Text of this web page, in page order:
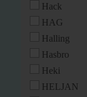
Hack
HAG
Halling
Hasbro
Heki
HELJAN